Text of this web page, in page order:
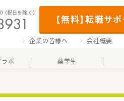
【無料】転職サ
（祝日を除く）
企業の皆様へ 会社概要
ボ 薬学生